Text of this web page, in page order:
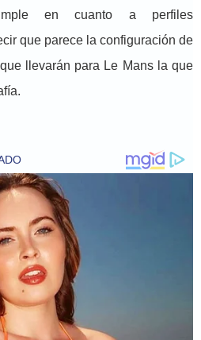
en cuanto a perfiles
que parece la configuración de
llevarán para Le Mans la que